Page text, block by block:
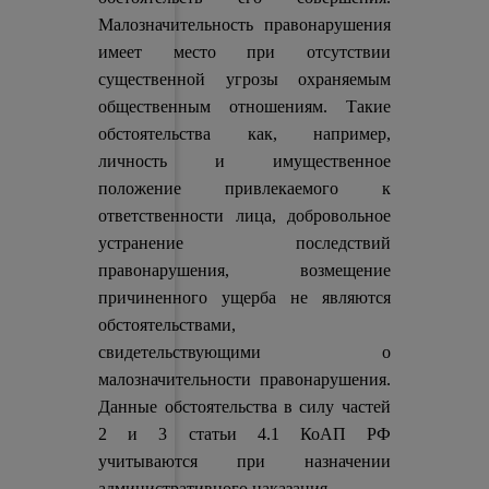
Малозначительность правонарушения
имеет место при отсутствии
существенной угрозы охраняемым
общественным отношениям. Такие
обстоятельства как, например,
личность и имущественное
положение привлекаемого к
ответственности лица, добровольное
устранение последствий
правонарушения, возмещение
причиненного ущерба не являются
обстоятельствами,
свидетельствующими о
малозначительности правонарушения.
Данные обстоятельства в силу частей
2 и 3 статьи 4.1 КоАП РФ
учитываются при назначении